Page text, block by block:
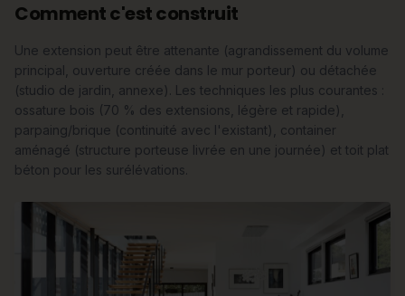
Comment c'est construit
Une extension peut être attenante (agrandissement du volume
principal, ouverture créée dans le mur porteur) ou détachée
(studio de jardin, annexe). Les techniques les plus courantes :
ossature bois (70 % des extensions, légère et rapide),
parpaing/brique (continuité avec l'existant), container
aménagé (structure porteuse livrée en une journée) et toit plat
béton pour les surélévations.